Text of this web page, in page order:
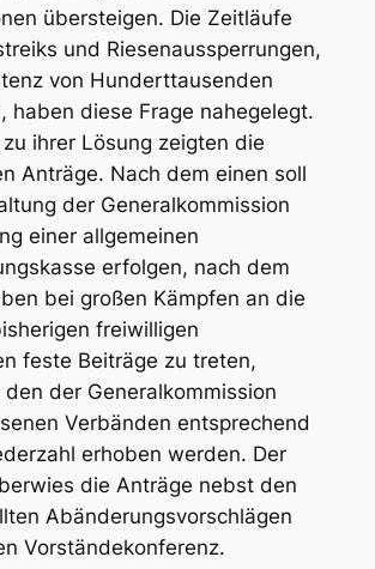
übersteigen. Die Zeitläufe
und Riesenaussperrungen,
von Hunderttausenden
haben diese Frage nahegelegt.
ihrer Lösung zeigten die
Anträge. Nach dem einen soll
der Generalkommission
einer allgemeinen
erfolgen, nach dem
bei großen Kämpfen an die
freiwilligen
feste Beiträge zu treten,
der Generalkommission
Verbänden entsprechend
erhoben werden. Der
die Anträge nebst den
Abänderungsvorschlägen
Vorständekonferenz.